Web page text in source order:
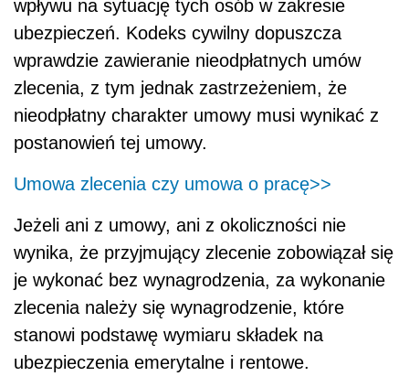
wpływu na sytuację tych osób w zakresie
ubezpieczeń. Kodeks cywilny dopuszcza
wprawdzie zawieranie nieodpłatnych umów
zlecenia, z tym jednak zastrzeżeniem, że
nieodpłatny charakter umowy musi wynikać z
postanowień tej umowy.
Umowa zlecenia czy umowa o pracę>>
Jeżeli ani z umowy, ani z okoliczności nie
wynika, że przyjmujący zlecenie zobowiązał się
je wykonać bez wynagrodzenia, za wykonanie
zlecenia należy się wynagrodzenie, które
stanowi podstawę wymiaru składek na
ubezpieczenia emerytalne i rentowe.